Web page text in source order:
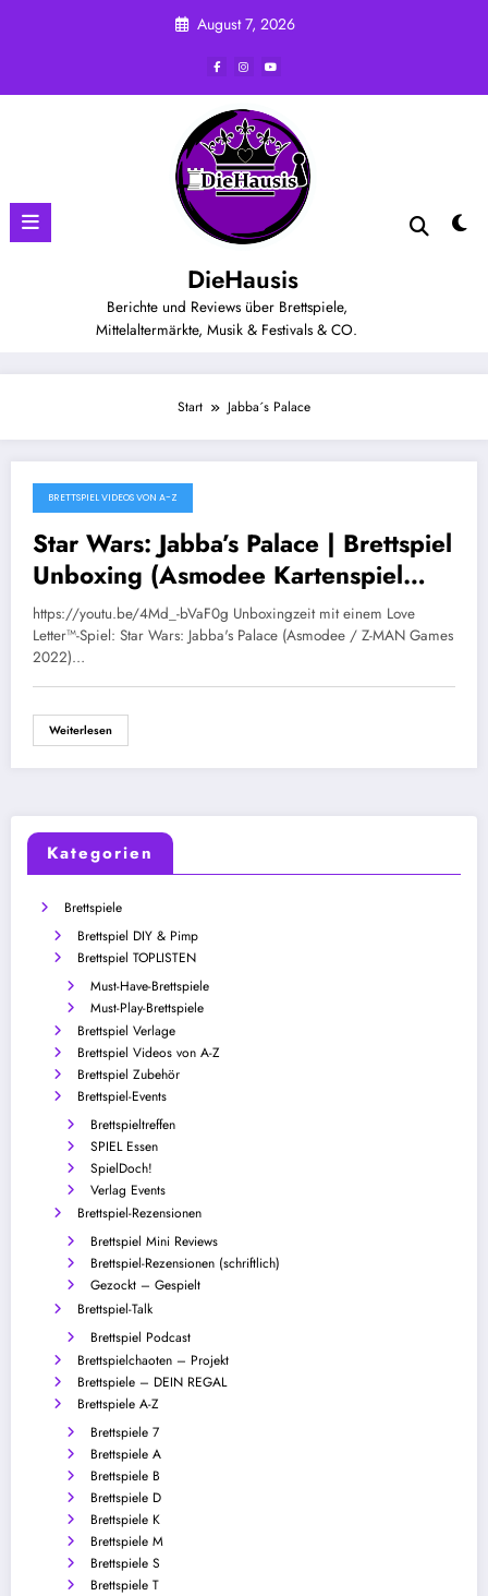
August 7, 2026
DieHausis
Berichte und Reviews über Brettspiele,
Mittelaltermärkte, Musik & Festivals & CO.
Start Jabba´s Palace
März 28, 2022
BRETTSPIEL VIDEOS VON A-Z
Star Wars: Jabba’s Palace | Brettspiel
Unboxing (Asmodee Kartenspiel
2022) [Brettspiele]
https://youtu.be/4Md_-bVaF0g Unboxingzeit mit einem Love
Letter™-Spiel: Star Wars: Jabba's Palace (Asmodee / Z-MAN Games
2022)…
Weiterlesen
Kategorien
Brettspiele
Brettspiel DIY & Pimp
Brettspiel TOPLISTEN
Must-Have-Brettspiele
Must-Play-Brettspiele
Brettspiel Verlage
Brettspiel Videos von A-Z
Brettspiel Zubehör
Brettspiel-Events
Brettspieltreffen
SPIEL Essen
SpielDoch!
Verlag Events
Brettspiel-Rezensionen
Brettspiel Mini Reviews
Brettspiel-Rezensionen (schriftlich)
Gezockt – Gespielt
Brettspiel-Talk
Brettspiel Podcast
Brettspielchaoten – Projekt
Brettspiele – DEIN REGAL
Brettspiele A-Z
Brettspiele 7
Brettspiele A
Brettspiele B
Brettspiele D
Brettspiele K
Brettspiele M
Brettspiele S
Brettspiele T